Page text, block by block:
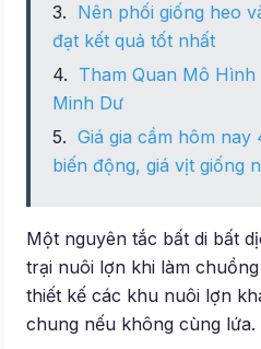
Nên phối giống heo
đạt kết quả tốt nhất
Tham Quan Mô Hình
Minh Dư
Giá gia cầm hôm
biến động, giá vịt giống
Một nguyên tắc bất di bất
trại nuôi lợn khi làm
thiết kế các khu nuôi lợn
chung nếu không cùng lứa.